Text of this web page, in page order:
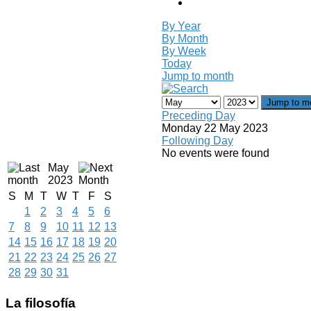
By Year
By Month
By Week
Today
Jump to month
Jump to
Preceding Day
Monday 22 May 2023
Following Day
No events were found
May
2023
S
M T W T F
S
1
2 3 4 5
6
7
8 9 10 11 12 13
14 15 16 17 18 19 20
21 22 23 24 25 26 27
28 29 30 31
La filosofía